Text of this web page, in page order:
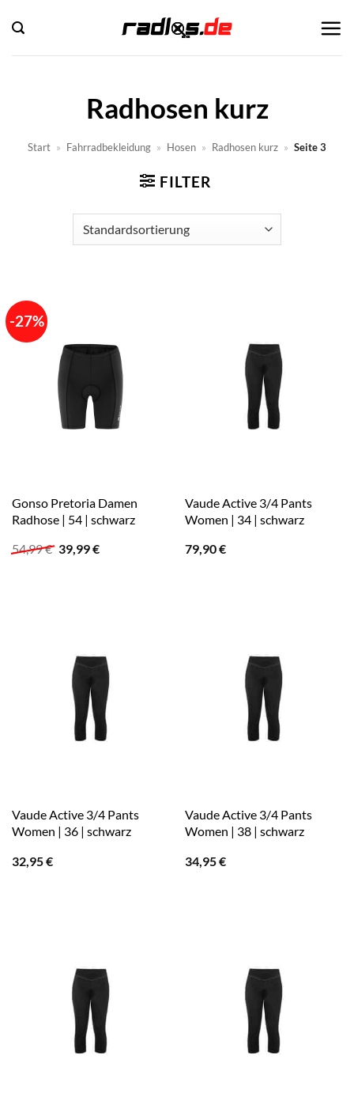
Inhalt
springen
Radhosen kurz
Start » Fahrradbekleidung » Hosen » Radhosen kurz » Seite 3
FILTER
-27%
Gonso Pretoria Damen
Radhose | 54 | schwarz
54,99€ Ursprünglicher
39,99€Aktueller
Vaude Active 3/4 Pants
Women | 34 | schwarz
79,90€
Vaude Active 3/4 Pants
Women | 36 | schwarz
32,95€
Vaude Active 3/4 Pants
Women | 38 | schwarz
34,95€